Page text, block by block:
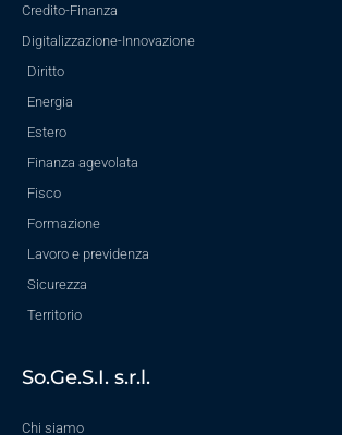
Credito-Finanza
Digitalizzazione-Innovazione
Diritto
Energia
Estero
Finanza agevolata
Fisco
Formazione
Lavoro e previdenza
Sicurezza
Territorio
So.Ge.S.I. s.r.l.
Chi siamo